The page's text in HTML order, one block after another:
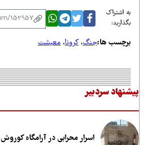
اشتراک
ها:جنگ،کرونا،معیشت
سردبیر
اسرار محرابی در آرامگاه کوروش